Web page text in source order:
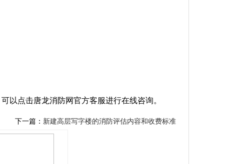
以点击唐龙消防网官方客服进行在线咨询。
下一篇： 新建高层写字楼的消防评估内容和收费标准